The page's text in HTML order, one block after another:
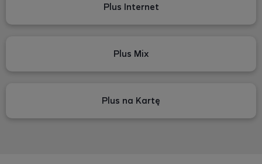
Plus Internet
Plus Mix
Plus na Kartę